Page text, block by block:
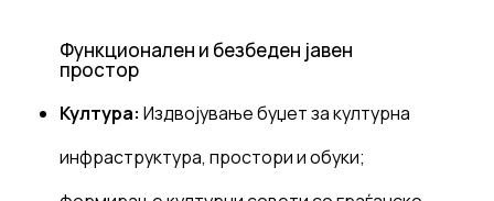
Функционален и безбеден јавен
простор
Култура: Издвојување буџет за културна
инфраструктура, простори и обуки;